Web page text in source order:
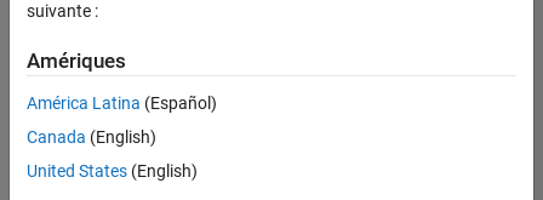
Équipe Business Model
Actuellement,
aucune
offre
d'emploi
suivante :
Amériques
América Latina (Español)
Canada (English)
United States (English)